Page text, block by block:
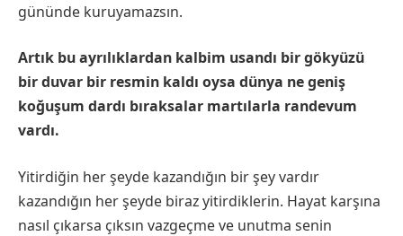
gününde kuruyamazsın.
Artık bu ayrılıklardan kalbim usandı bir gökyüzü
bir duvar bir resmin kaldı oysa dünya ne geniş
koğuşum dardı bıraksalar martılarla randevum
vardı.
Yitirdiğin her şeyde kazandığın bir şey vardır
kazandığın her şeyde biraz yitirdiklerin. Hayat karşına
nasıl çıkarsa çıksın vazgeçme ve unutma senin